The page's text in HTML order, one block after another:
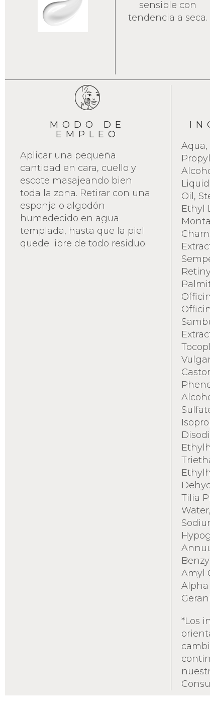
sensible con
tendencia a seca.
MODO DE
EMPLEO
Aplicar una pequeña
cantidad en cara, cuello y
escote masajeando bien
toda la zona. Retirar con una
esponja o algodón
humedecido en agua
templada, hasta que la piel
quede libre de todo residuo.
Oil,
Ethyl
Tilia
Amyl
*Los